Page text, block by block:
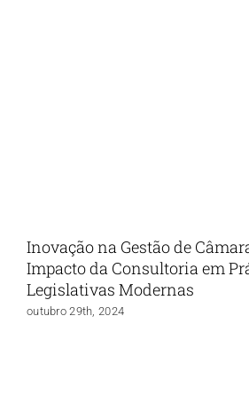
Inovação na Gestão de
Impacto da Consultoria em
Legislativas Modernas
outubro 29th, 2024